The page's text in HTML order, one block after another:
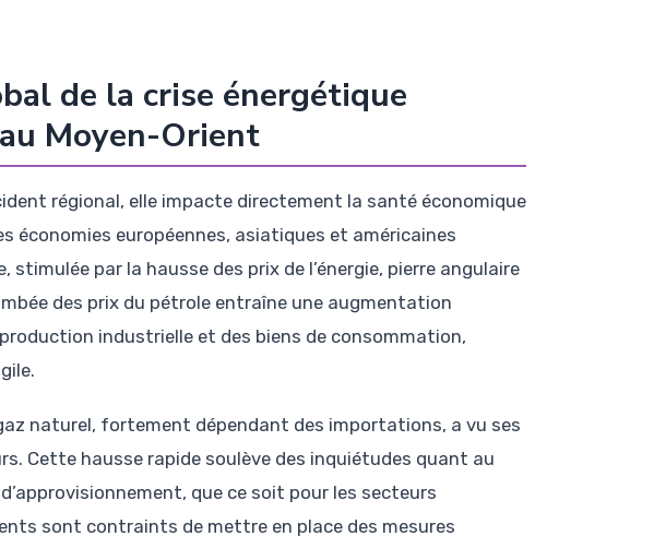
de la crise énergétique
Moyen-Orient
régional, elle impacte directement la santé économique
économies européennes, asiatiques et américaines
par la hausse des prix de l’énergie, pierre angulaire
des prix du pétrole entraîne une augmentation
industrielle et des biens de consommation,
naturel, fortement dépendant des importations, a vu ses
Cette hausse rapide soulève des inquiétudes quant au
que ce soit pour les secteurs
sont contraints de mettre en place des mesures